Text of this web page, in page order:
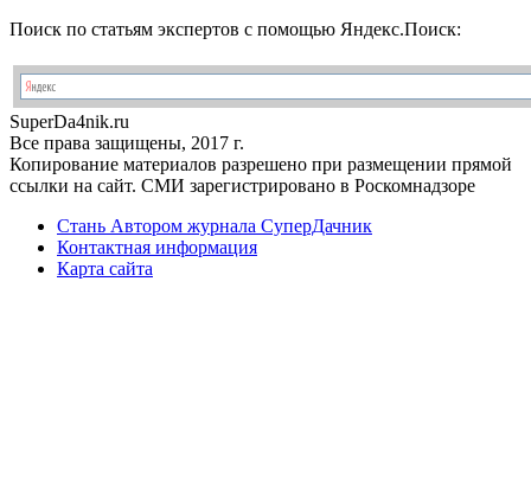
Поиск по статьям экспертов с помощью Яндекс.Поиск:
SuperDa4nik.ru
Все права защищены, 2017 г.
Копирование материалов разрешено при размещении прямой
ссылки на сайт. СМИ зарегистрировано в Роскомнадзоре
Стань Автором журнала СуперДачник
Контактная информация
Карта сайта